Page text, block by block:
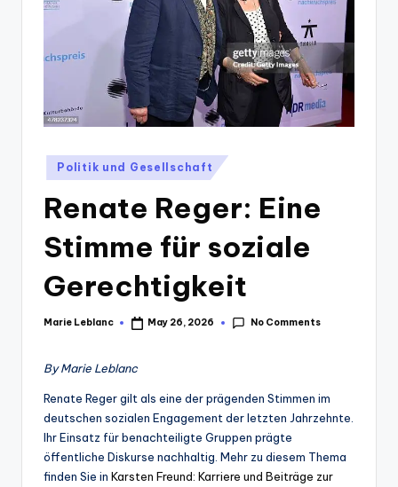
Posted
in
Politik und Gesellschaft
Renate Reger: Eine
Stimme für soziale
Gerechtigkeit
Posted
Marie Leblanc May 26, 2026 No Comments
By Marie Leblanc
Renate Reger gilt als eine der prägenden Stimmen im
deutschen sozialen Engagement der letzten Jahrzehnte.
Ihr Einsatz für benachteiligte Gruppen prägte
öffentliche Diskurse nachhaltig. Mehr zu diesem Thema
finden Sie in Karsten Freund: Karriere und Beiträge zur